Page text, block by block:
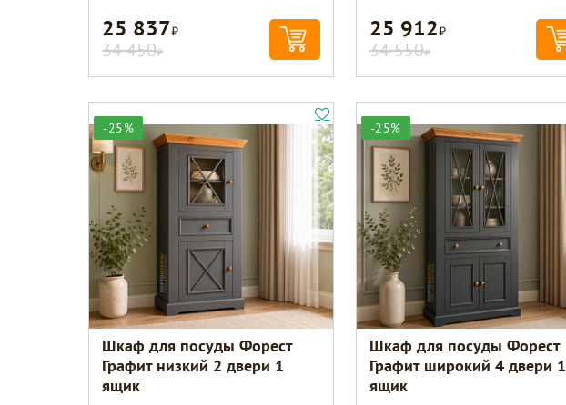
25 837Р
34 450Р
25 912Р
34 550Р
-25%
Шкаф для посуды Форест
Графит низкий 2 двери 1
ящик
-25%
Шкаф для посуды Форест
Графит широкий 4 двери 1
ящик